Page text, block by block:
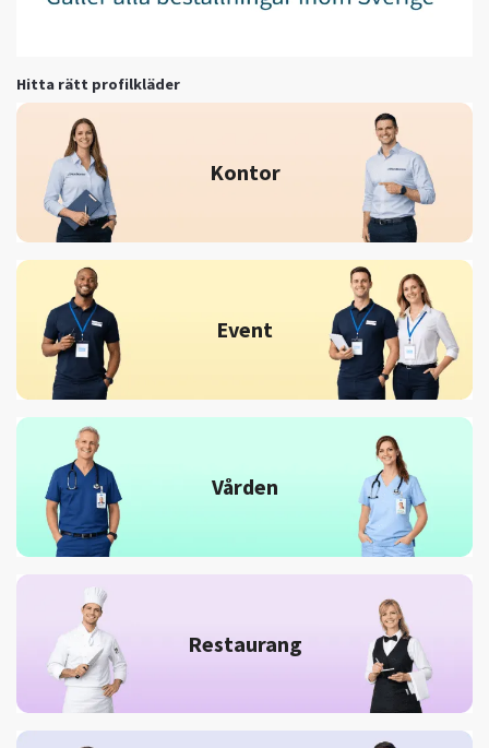
Hitta rätt profilkläder
Kontor
Event
Vården
Restaurang